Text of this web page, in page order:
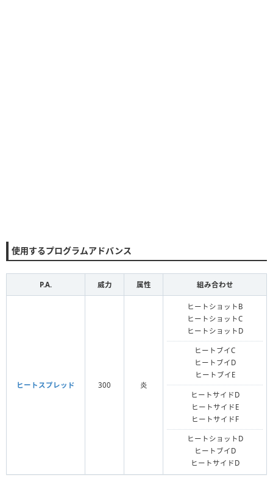
使用するプログラムアドバンス
P.A. 威力 属性 組み合わせ
ヒートスプレッド 300 炎
ヒートショットB
ヒートショットC
ヒートショットD
ヒートブイC
ヒートブイD
ヒートブイE
ヒートサイドD
ヒートサイドE
ヒートサイドF
ヒートショットD
ヒートブイD
ヒートサイドD